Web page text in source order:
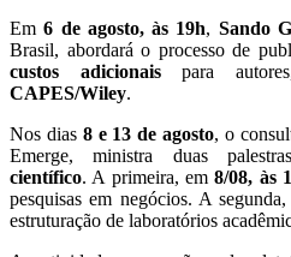
Em6 de agosto, às 19h, Sando
Brasil, abordará o processo de
custos adicionaispara
CAPES/Wiley.
Nos dias 8 e 13 de agosto, o
Emerge, ministra duas
científico. A primeira, em8/08, às
pesquisas em negócios. A
estruturação de laboratórios